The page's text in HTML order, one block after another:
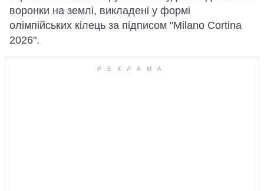
воронки на землі, викладені у формі
олімпійських кілець за підписом "Milano Cortina
2026".